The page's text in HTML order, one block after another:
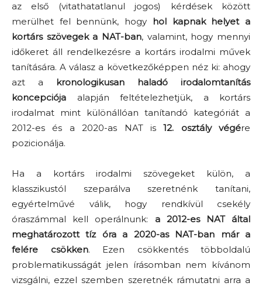
az első (vitathatatlanul jogos) kérdések között
merülhet fel bennünk, hogy hol kapnak helyet a
kortárs szövegek a NAT-ban, valamint, hogy mennyi
időkeret áll rendelkezésre a kortárs irodalmi művek
tanítására. A válasz a következőképpen néz ki: ahogy
azt a kronologikusan haladó irodalomtanítás
koncepciója alapján feltételezhetjük, a kortárs
irodalmat mint különállóan tanítandó kategóriát a
2012-es és a 2020-as NAT is12. osztály végére
pozicionálja.
Ha a kortárs irodalmi szövegeket külön, a
klasszikustól szeparálva szeretnénk tanítani,
egyértelművé válik, hogy rendkívül csekély
óraszámmal kell operálnunk: a 2012-es NAT által
meghatározott tíz óra a 2020-as NAT-ban már a
felére csökken. Ezen csökkentés többoldalú
problematikusságát jelen írásomban nem kívánom
vizsgálni, ezzel szemben szeretnék rámutatni arra a